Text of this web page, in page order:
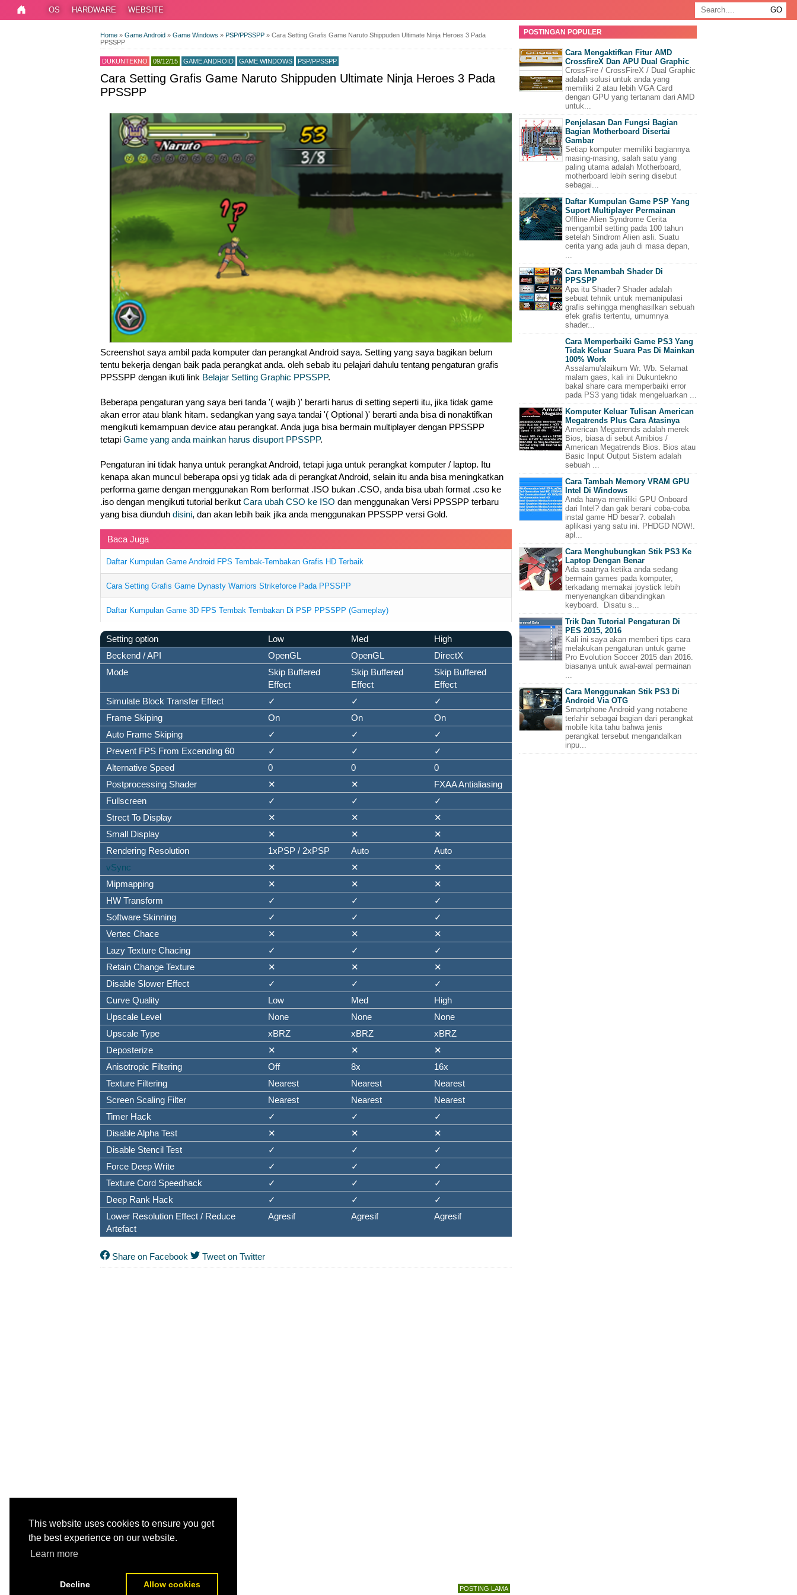
This website uses cookies to ensure you get
the best experience on our website.
Learn more
Decline Allow cookies
OS HARDWARE WEBSITE
Home » Game Android » Game Windows » PSP/PPSSPP » Cara Setting Grafis Game Naruto Shippuden Ultimate Ninja Heroes 3 Pada
PPSSPP
DUKUNTEKNO 09/12/15 GAME ANDROID GAME WINDOWS PSP/PPSSPP
Cara Setting Grafis Game Naruto Shippuden Ultimate Ninja Heroes 3 Pada
PPSSPP
Screenshot saya ambil pada komputer dan perangkat Android saya. Setting yang saya bagikan belum
tentu bekerja dengan baik pada perangkat anda. oleh sebab itu pelajari dahulu tentang pengaturan grafis
PPSSPP dengan ikuti link Belajar Setting Graphic PPSSPP.
Beberapa pengaturan yang saya beri tanda '( wajib )' berarti harus di setting seperti itu, jika tidak game
akan error atau blank hitam. sedangkan yang saya tandai '( Optional )' berarti anda bisa di nonaktifkan
mengikuti kemampuan device atau perangkat. Anda juga bisa bermain multiplayer dengan PPSSPP
tetapi Game yang anda mainkan harus disuport PPSSPP.
Pengaturan ini tidak hanya untuk perangkat Android, tetapi juga untuk perangkat komputer / laptop. Itu
kenapa akan muncul beberapa opsi yg tidak ada di perangkat Android, selain itu anda bisa meningkatkan
performa game dengan menggunakan Rom berformat .ISO bukan .CSO, anda bisa ubah format .cso ke
.iso dengan mengikuti tutorial berikut Cara ubah CSO ke ISO dan menggunakan Versi PPSSPP terbaru
yang bisa diunduh disini, dan akan lebih baik jika anda menggunakan PPSSPP versi Gold.
Baca Juga
Daftar Kumpulan Game Android FPS Tembak-Tembakan Grafis HD Terbaik
Cara Setting Grafis Game Dynasty Warriors Strikeforce Pada PPSSPP
Daftar Kumpulan Game 3D FPS Tembak Tembakan Di PSP PPSSPP (Gameplay)
Setting option Low Med
High
Beckend / API
OpenGL OpenGL
DirectX
Mode
Skip Buffered
Effect
Skip Buffered
Effect
Skip Buffered
Effect
Simulate Block Transfer Effect
✓ ✓
✓
Frame Skiping
On On
On
Auto Frame Skiping
✓ ✓
✓
Prevent FPS From Excending 60
✓ ✓
✓
Alternative Speed
0 0
0
Postprocessing Shader
✕ ✕
FXAA Antialiasing
Fullscreen
✓ ✓
✓
Strect To Display
✕ ✕
✕
Small Display
✕ ✕
✕
Rendering Resolution
1xPSP / 2xPSP Auto
Auto
vSync
✕ ✕
✕
Mipmapping
✕ ✕
✕
HW Transform
✓ ✓
✓
Software Skinning
✓ ✓
✓
Vertec Chace
✕ ✕
✕
Lazy Texture Chacing
✓ ✓
✓
Retain Change Texture
✕ ✕
✕
Disable Slower Effect
✓ ✓
✓
Curve Quality
Low Med
High
Upscale Level
None None
None
Upscale Type
xBRZ xBRZ
xBRZ
Deposterize
✕ ✕
✕
Anisotropic Filtering
Off 8x
16x
Texture Filtering
Nearest Nearest
Nearest
Screen Scaling Filter
Nearest Nearest
Nearest
Timer Hack
✓ ✓
✓
Disable Alpha Test
✕ ✕
✕
Disable Stencil Test
✓ ✓
✓
Force Deep Write
✓ ✓
✓
Texture Cord Speedhack
✓ ✓
✓
Deep Rank Hack
✓ ✓
✓
Lower Resolution Effect / Reduce
Artefact
Agresif Agresif Agresif
Share on Facebook Tweet on Twitter
POSTING LEBIH BARU POSTING LAMA
BERANDA
POSTINGAN POPULER
Cara Mengaktifkan Fitur AMD
CrossfireX Dan APU Dual Graphic
CrossFire / CrossFireX / Dual Graphic
adalah solusi untuk anda yang
memiliki 2 atau lebih VGA Card
dengan GPU yang tertanam dari AMD
untuk...
Penjelasan Dan Fungsi Bagian
Bagian Motherboard Disertai
Gambar
Setiap komputer memiliki bagiannya
masing-masing, salah satu yang
paling utama adalah Motherboard,
motherboard lebih sering disebut
sebagai...
Daftar Kumpulan Game PSP Yang
Suport Multiplayer Permainan
Offline Alien Syndrome Cerita
mengambil setting pada 100 tahun
setelah Sindrom Alien asli. Suatu
cerita yang ada jauh di masa depan,
...
Cara Menambah Shader Di
PPSSPP
Apa itu Shader? Shader adalah
sebuat tehnik untuk memanipulasi
grafis sehingga menghasilkan sebuah
efek grafis tertentu, umumnya
shader...
Cara Memperbaiki Game PS3 Yang
Tidak Keluar Suara Pas Di Mainkan
100% Work
Assalamu'alaikum Wr. Wb. Selamat
malam gaes, kali ini Dukuntekno
bakal share cara memperbaiki error
pada PS3 yang tidak mengeluarkan ...
Komputer Keluar Tulisan American
Megatrends Plus Cara Atasinya
American Megatrends adalah merek
Bios, biasa di sebut Amibios /
American Megatrends Bios. Bios atau
Basic Input Output Sistem adalah
sebuah ...
Cara Tambah Memory VRAM GPU
Intel Di Windows
Anda hanya memiliki GPU Onboard
dari Intel? dan gak berani coba-coba
instal game HD besar?. cobalah
aplikasi yang satu ini. PHDGD NOW!.
apl...
Cara Menghubungkan Stik PS3 Ke
Laptop Dengan Benar
Ada saatnya ketika anda sedang
bermain games pada komputer,
terkadang memakai joystick lebih
menyenangkan dibandingkan
keyboard. Disatu s...
Trik Dan Tutorial Pengaturan Di
PES 2015, 2016
Kali ini saya akan memberi tips cara
melakukan pengaturan untuk game
Pro Evolution Soccer 2015 dan 2016.
biasanya untuk awal-awal permainan
...
Cara Menggunakan Stik PS3 Di
Android Via OTG
Smartphone Android yang notabene
terlahir sebagai bagian dari perangkat
mobile kita tahu bahwa jenis
perangkat tersebut mengandalkan
inpu...